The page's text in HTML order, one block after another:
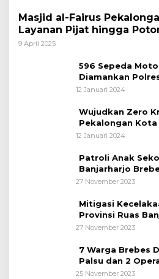
Masjid al-Fairus
Layanan Pijat hingga
bagi Pemudik Lebaran 2025
9 April 2025
596 Sepeda
Diamankan
12 Januari 2024
Wujudkan Zero
Pekalongan
Kepada Pelajar
12 Januari 2024
Patroli Anak
Banjarharjo
27 November 2023
Mitigasi
Provinsi Ruas
27 November 2023
7 Warga Brebes
Palsu dan 2
25 November 2023